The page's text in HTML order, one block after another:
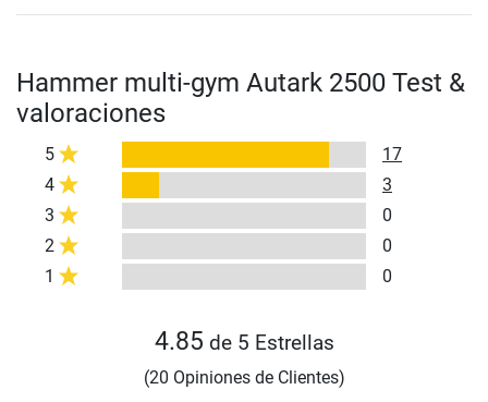
Hammer multi-gym Autark 2500 Test &
valoraciones
5
17
4
3
3
0
2
0
1
0
4.85 de 5 Estrellas
(20 Opiniones de Clientes)